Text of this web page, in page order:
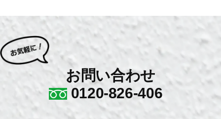
お問い合わせ
0120-826-406